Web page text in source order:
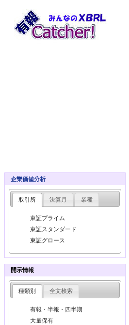
企業価値分析
取引所 決算月 業種
東証プライム
東証スタンダード
東証グロース
開示情報
種類別 全文検索
有報・半報・四半期
大量保有